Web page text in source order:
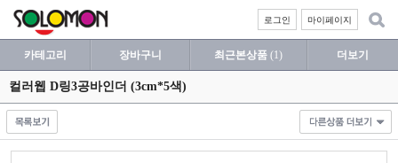
마이페이지
로그인
카테고리 장바구니 최근본상품 (1) 더보기
컬러웹 D링3공바인더 (3cm*5색)